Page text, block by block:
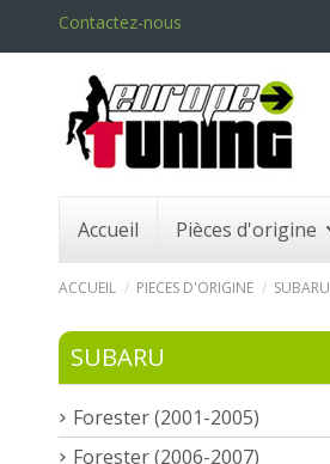
Contactez-nous
Accueil Pièces d'origine
ACCUEIL PIECES D'ORIGINE SUBARU
SUBARU
Forester (2001-2005)
Forester (2006-2007)